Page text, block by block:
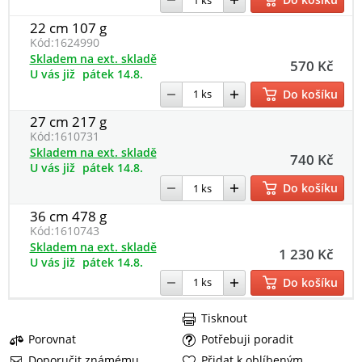
22 cm 107 g
Kód:1624990
570 Kč
Skladem na ext. skladě
U vás již pátek 14.8.
Do košíku
27 cm 217 g
Kód:1610731
740 Kč
Skladem na ext. skladě
U vás již pátek 14.8.
Do košíku
36 cm 478 g
Kód:1610743
1 230 Kč
Skladem na ext. skladě
U vás již pátek 14.8.
Do košíku
Porovnat
Potřebuji poradit
Tisknout